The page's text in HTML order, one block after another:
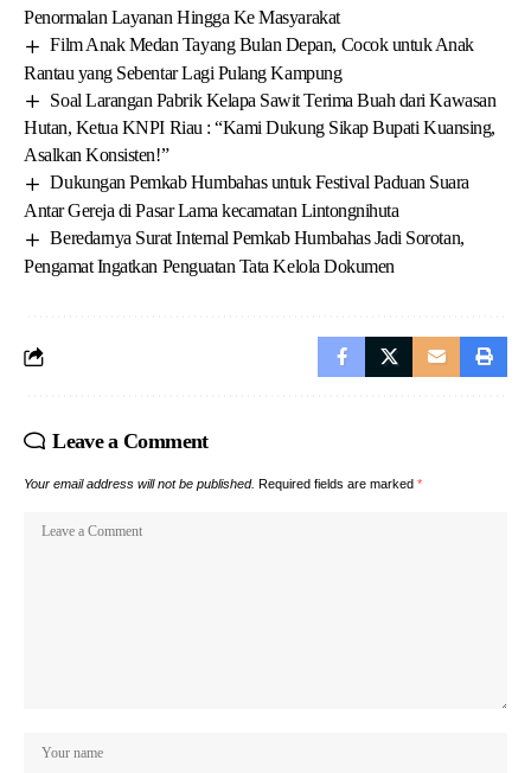
Penormalan Layanan Hingga Ke Masyarakat
Film Anak Medan Tayang Bulan Depan, Cocok untuk Anak
Rantau yang Sebentar Lagi Pulang Kampung
Soal Larangan Pabrik Kelapa Sawit Terima Buah dari Kawasan
Hutan, Ketua KNPI Riau : “Kami Dukung Sikap Bupati Kuansing,
Asalkan Konsisten!”
Dukungan Pemkab Humbahas untuk Festival Paduan Suara
Antar Gereja di Pasar Lama kecamatan Lintongnihuta
Beredarnya Surat Internal Pemkab Humbahas Jadi Sorotan,
Pengamat Ingatkan Penguatan Tata Kelola Dokumen
Leave a Comment
Your email address will not be published. Required fields are marked *